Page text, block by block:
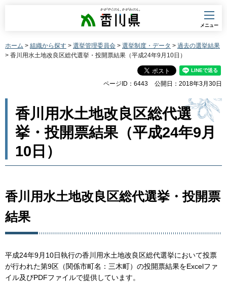
香川県
メニュー
ホーム > 組織から探す > 選挙管理委員会 > 選挙制度・データ > 過去の選挙結果
> 香川用水土地改良区総代選挙・投開票結果（平成24年9月10日）
ページID：6443 公開日：2018年3月30日
香川用水土地改良区総代選
挙・投開票結果（平成24年9月
10日）
香川用水土地改良区総代選挙・投開票
結果
平成24年9月10日執行の香川用水土地改良区総代選挙において投票
が行われた第9区（関係市町名：三木町）の投開票結果をExcelファ
イル及びPDFファイルで提供しています。